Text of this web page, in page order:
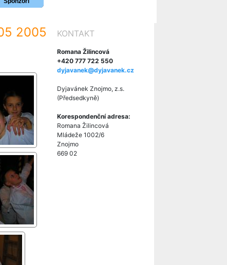
2005 KONTAKT
Romana Žilincová
+420 777 722 550
dyjavanek@dyjavanek.cz
Dyjavánek Znojmo, z.s.
(Předsedkyně)
Korespondenční adresa:
Romana Žilincová
Mládeže 1002/6
Znojmo
669 02